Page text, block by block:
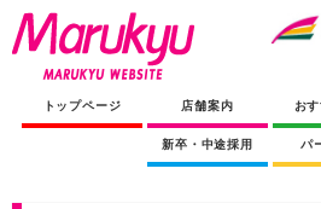
トップページ 店舗案内 お
新卒・中途採用 パ